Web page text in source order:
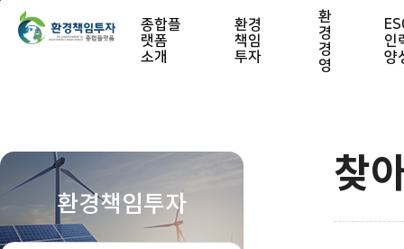
본문 바로가기
종합플
랫폼
소개
환경
책임
투자
환
경
경
영
인
양
환경책임투자
찾